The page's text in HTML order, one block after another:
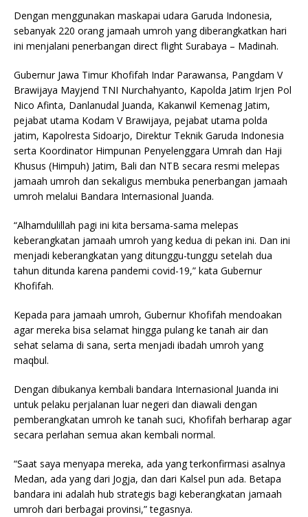
Dengan menggunakan maskapai udara Garuda Indonesia,
sebanyak 220 orang jamaah umroh yang diberangkatkan hari
ini menjalani penerbangan direct flight Surabaya – Madinah.
Gubernur Jawa Timur Khofifah Indar Parawansa, Pangdam V
Brawijaya Mayjend TNI Nurchahyanto, Kapolda Jatim Irjen Pol
Nico Afinta, Danlanudal Juanda, Kakanwil Kemenag Jatim,
pejabat utama Kodam V Brawijaya, pejabat utama polda
jatim, Kapolresta Sidoarjo, Direktur Teknik Garuda Indonesia
serta Koordinator Himpunan Penyelenggara Umrah dan Haji
Khusus (Himpuh) Jatim, Bali dan NTB secara resmi melepas
jamaah umroh dan sekaligus membuka penerbangan jamaah
umroh melalui Bandara Internasional Juanda.
“Alhamdulillah pagi ini kita bersama-sama melepas
keberangkatan jamaah umroh yang kedua di pekan ini. Dan ini
menjadi keberangkatan yang ditunggu-tunggu setelah dua
tahun ditunda karena pandemi covid-19,” kata Gubernur
Khofifah.
Kepada para jamaah umroh, Gubernur Khofifah mendoakan
agar mereka bisa selamat hingga pulang ke tanah air dan
sehat selama di sana, serta menjadi ibadah umroh yang
maqbul.
Dengan dibukanya kembali bandara Internasional Juanda ini
untuk pelaku perjalanan luar negeri dan diawali dengan
pemberangkatan umroh ke tanah suci, Khofifah berharap agar
secara perlahan semua akan kembali normal.
“Saat saya menyapa mereka, ada yang terkonfirmasi asalnya
Medan, ada yang dari Jogja, dan dari Kalsel pun ada. Betapa
bandara ini adalah hub strategis bagi keberangkatan jamaah
umroh dari berbagai provinsi,” tegasnya.